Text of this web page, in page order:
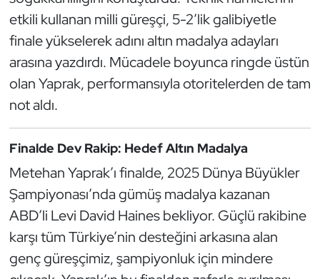
etkili kullanan milli güreşçi, 5-2’lik galibiyetle
finale yükselerek adını altın madalya adayları
arasına yazdırdı. Mücadele boyunca ringde üstün
olan Yaprak, performansıyla otoritelerden de tam
not aldı.
Finalde Dev Rakip: Hedef Altın Madalya
Metehan Yaprak’ı finalde, 2025 Dünya Büyükler
Şampiyonası’nda gümüş madalya kazanan
ABD’li Levi David Haines bekliyor. Güçlü rakibine
karşı tüm Türkiye’nin desteğini arkasına alan
genç güreşçimiz, şampiyonluk için mindere
Özel Sporcular
Paralimpik
Ragbi
Satranç
Sualtı Sporları
Tekvando
Tenis